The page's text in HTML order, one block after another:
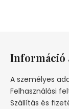
Információ
A személyes
Felhasználási
Szállítás és